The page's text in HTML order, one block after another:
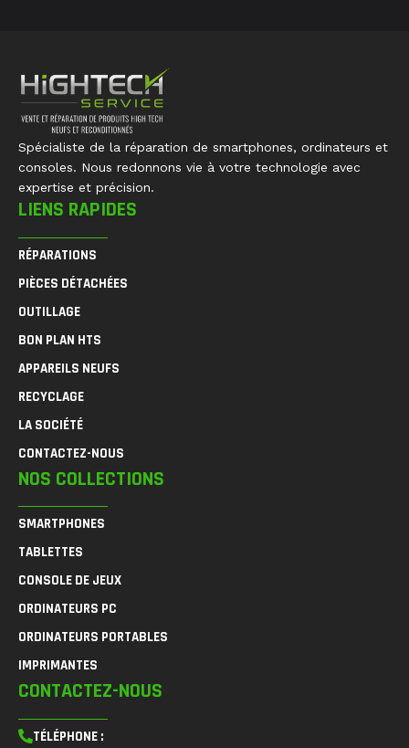
Spécialiste de la réparation de smartphones, ordinateurs et
consoles. Nous redonnons vie à votre technologie avec
expertise et précision.
LIENS RAPIDES
RÉPARATIONS
PIÈCES DÉTACHÉES
OUTILLAGE
BON PLAN HTS
APPAREILS NEUFS
RECYCLAGE
LA SOCIÉTÉ
CONTACTEZ-NOUS
NOS COLLECTIONS
SMARTPHONES
TABLETTES
CONSOLE DE JEUX
ORDINATEURS PC
ORDINATEURS PORTABLES
IMPRIMANTES
CONTACTEZ-NOUS
TÉLÉPHONE :